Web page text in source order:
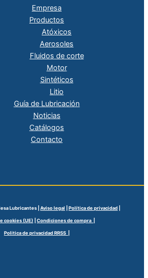
Empresa
Productos
Atóxicos
Aerosoles
Fluidos de corte
Motor
Sintéticos
Litio
Guía de Lubricación
Noticias
Catálogos
Contacto
Lubricantes | Aviso legal Política de privacidad
cookies (UE) Condiciones de compra |
Politica de privacidad RRSS |